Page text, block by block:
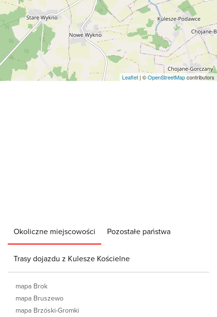
Leaflet | ©OpenStreetMapcontributors
Okoliczne miejscowości Pozostałe państwa
Trasy dojazdu z Kulesze Kościelne
mapa Brok
mapa Bruszewo
mapa Brzóski-Gromki